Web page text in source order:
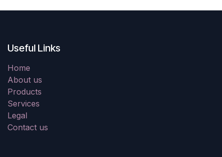
Useful Links
Home
About us
Products
Services
Legal
Contact us